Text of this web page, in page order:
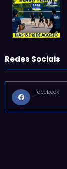
Redes Sociais
Facebook